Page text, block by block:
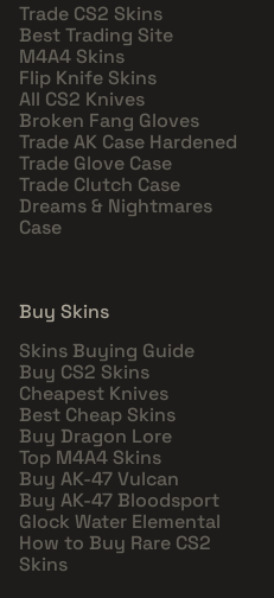
Trade CS2 Skins
Best Trading Site
M4A4 Skins
Flip Knife Skins
All CS2 Knives
Broken Fang Gloves
Trade AK Case Hardened
Trade Glove Case
Trade Clutch Case
Dreams & Nightmares
Case
Buy Skins
Skins Buying Guide
Buy CS2 Skins
Cheapest Knives
Best Cheap Skins
Buy Dragon Lore
Top M4A4 Skins
Buy AK-47 Vulcan
Buy AK-47 Bloodsport
Glock Water Elemental
How to Buy Rare CS2
Skins